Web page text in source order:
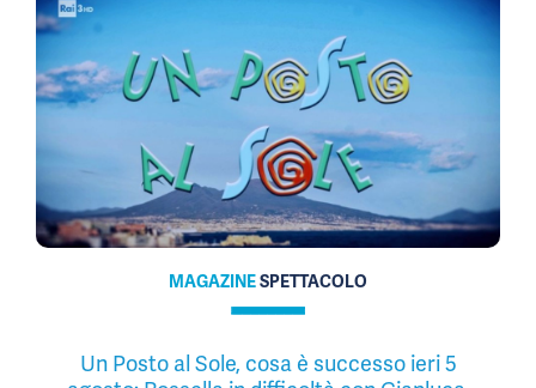
MAGAZINESPETTACOLO
Un Posto al Sole, cosa è successo ieri 5